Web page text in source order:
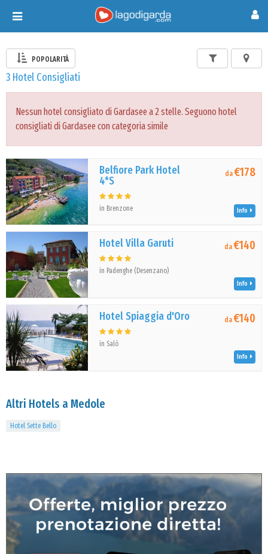
Toggle
navigation
POPOLARITÀ
3 Hotel Consigliati
Nessun hotel consigliato di Gardasee a 2 stelle. Seguono hotel
consigliati di Gardasee con categoria simile
Belfiore Park Hotel
4*S
in Brenzone
da€178
Info
Hotel Villa Garuti
in Padenghe (Desenzano)
da€140
Info
Hotel Spiaggia d'Oro
in Salò
da€140
Info
Altri Hotels a Medole
Hotel Sette Bello